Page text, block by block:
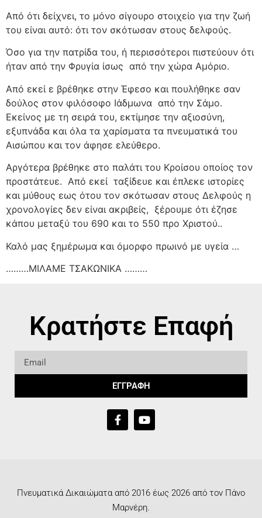
Από ότι δείχνει, το μόνο σίγουρο στοιχείο για την ζωή
του είναι αυτό: ότι τον σκότωσαν στους δελφούς.
Όσο για την πατρίδα του, ή περισσότεροι πιστεύουν ότι
ήταν από την Φρυγία ίσως από την χώρα Αμόριο.
Από εκεί ε βρέθηκε στην Έφεσο και πουλήθηκε σαν
δούλος στον φιλόσοφο Ιάδμωνα από την Σάμο.
Εκείνος με τη σειρά του, εκτίμησε την αξιοσύνη,
εξυπνάδα και όλα τα χαρίσματα τα πνευματικά του
Αισώπου και τον άφησε ελεύθερο.
Αργότερα βρέθηκε στο παλάτι του Κροίσου οποίος τον
προστάτευε. Από εκεί ταξίδευε και έπλεκε ιστορίες
και μύθους εως ότου τον σκότωσαν στους Δελφούς η
χρονολογίες δεν είναι ακριβείς, ξέρουμε ότι έζησε
κάπου μεταξύ του 690 και το 550 προ Χριστού..
Καλό μας ξημέρωμα και όμορφο πρωινό με υγεία …
………ΜΙΛΑΜΕ ΤΣΑΚΩΝΙΚΑ ………
Κρατήστε Επαφή
ΕΓΓΡΑΦΗ
Πνευματικά Δικαιώματα από 2016 έως 2026 από τον Πάνο
Μαρνέρη.